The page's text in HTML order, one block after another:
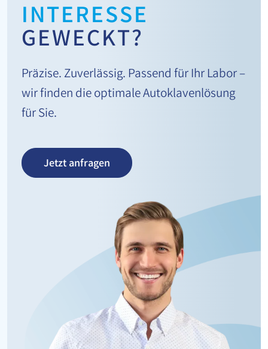
INTERESSE
GEWECKT?
Präzise. Zuverlässig. Passend für Ihr Labor –
wir finden die optimale Autoklavenlösung
für Sie.
Jetzt anfragen